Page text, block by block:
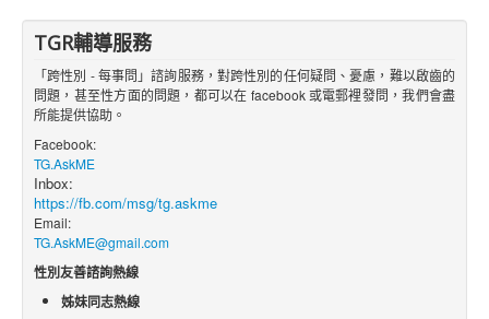
TGR輔導服務
「跨性別 - 每事問」諮詢服務，對跨性別的任何疑問、憂慮，難以啟齒的
問題，甚至性方面的問題，都可以在 facebook 或電郵裡發問，我們會盡
所能提供協助。
Facebook:
TG.AskME
Inbox:
https://fb.com/msg/tg.askme
Email:
TG.AskME@gmail.com
性別友善諮詢熱線
姊妹同志熱線